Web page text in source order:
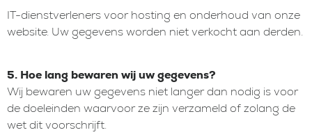
IT-dienstverleners voor hosting en onderhoud van onze
website. Uw gegevens worden niet verkocht aan derden.
5. Hoe lang bewaren wij uw gegevens?
Wij bewaren uw gegevens niet langer dan nodig is voor
de doeleinden waarvoor ze zijn verzameld of zolang de
wet dit voorschrijft.